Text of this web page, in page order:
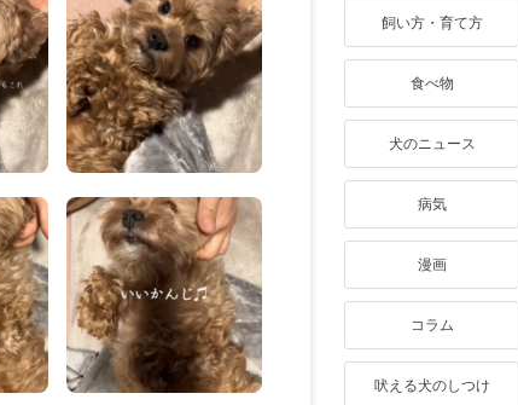
飼い方・育て方
食べ物
犬のニュース
病気
漫画
コラム
吠える犬のしつけ